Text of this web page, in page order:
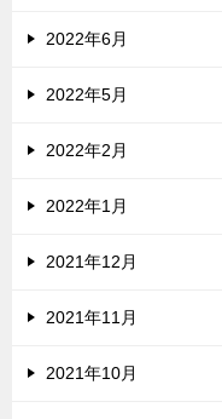
2022年6月
2022年5月
2022年2月
2022年1月
2021年12月
2021年11月
2021年10月